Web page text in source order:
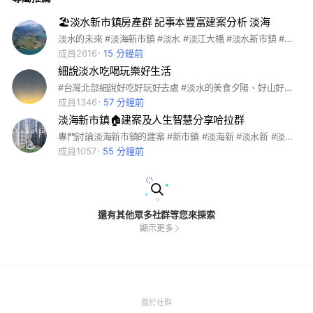
🏖淡水新市鎮房產群 記事本豐富建案分析 淡海
淡水的未來 #淡海新市鎮 #淡水 #淡江大橋 #淡水新市鎮 #新市鎮 #輕軌
成員2616
15 分鐘前
細說淡水吃喝玩樂好生活
#台灣北部細說好吃好玩好去處 #淡水的美食夕陽、好山好水、沙灘美景、大橋美景 淡水 淡水哪裡最好玩·我所愛淡水:好吃、好喝、好玩、好樂、分享當地資訊 ✳️版規： 這裡不談政治、環保議題選舉、不討論不準PO文股票、借貸相關等議題⋯ 台灣最美最愛的淡水 淡水世界人都愛我 淡水的美,需要您我大家都可以參與 歡迎大家在此社團群組一起分享 新北台北淡水的點點滴滴 共同努力共創美麗紀錄分一淡水的文化藝術旅遊在地生活 只要是北區新北台北淡水等地區、包含北投、關渡、八里、三芝、金山北海岸⋯等週邊區域的大小事,都等著您我一起來發掘寫美好時光與回憶 任何有關新北淡水、八里、三芝、金山等好地方好吃美味料理都歡迎 到來一起分享討論噢！ 這裡不談政治、環保議題選舉、不討論不準PO文股票、借貸相關等議題⋯
成員1346
57 分鐘前
淡海新市鎮🏠建案及人生智慧分享哈拉群
專門討論淡海新市鎮的建案 #新市鎮 #淡海新 #淡水新 #淡海新市鎮 #建案 #智慧
成員1057
55 分鐘前
還有其他眾多社群等您來探索
顯示更多
關於社群(Open